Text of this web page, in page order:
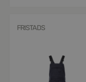
FRISTADS